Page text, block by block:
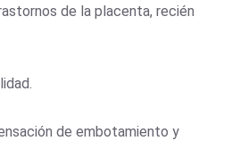
de la placenta, recién
de embotamiento y